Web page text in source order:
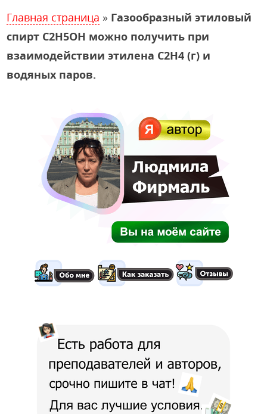
Главная страница » Газообразный этиловый
спирт С2H5OH можно получить при
взаимодействии этилена С2H4 (г) и
водяных паров.